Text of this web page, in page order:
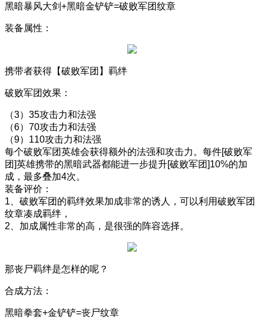
黑暗暴风大剑+黑暗金铲铲=破败军团纹章
装备属性：
携带者获得【破败军团】羁绊
破败军团效果：
（3） 35攻击力和法强
（6） 70攻击力和法强
（9） 110攻击力和法强
每个破败军团英雄会获得额外的法强和攻击力。每件[破败军
团]英雄携带的黑暗武器都能进一步提升[破败军团]10%的加
成，最多叠加4次。
装备评价：
1 、破败军团的羁绊效果加成非常的诱人，可以利用破败军团
纹章凑成羁绊，
2 、加成属性非常的高，是很强的阵容选择。
那丧尸羁绊是怎样的呢？
合成方法：
黑暗拳套+金铲铲=丧尸纹章